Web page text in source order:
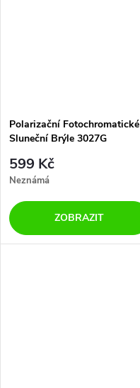
Polarizační Fotochromatické
Sluneční Brýle 3027G
599 Kč
Neznámá
ZOBRAZIT